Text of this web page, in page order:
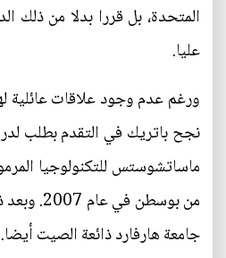
المتحدة، بل قررا بدلا من ذلك
عليا.
ورغم عدم وجود علاقات عائلية
نجح باتريك في التقدم بطلب
ماساتشوستس للتكنولوجيا
من بوسطن
جامعة هارفارد ذائعة الصيت أيضا.